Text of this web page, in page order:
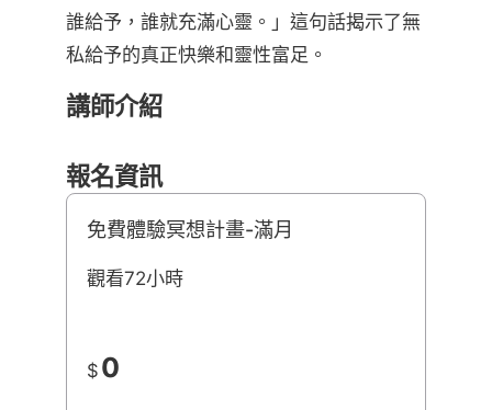
誰給予，誰就充滿心靈。」這句話揭示了無
私給予的真正快樂和靈性富足。
講師介紹
報名資訊
免費體驗冥想計畫-滿月
觀看72小時
$ 0